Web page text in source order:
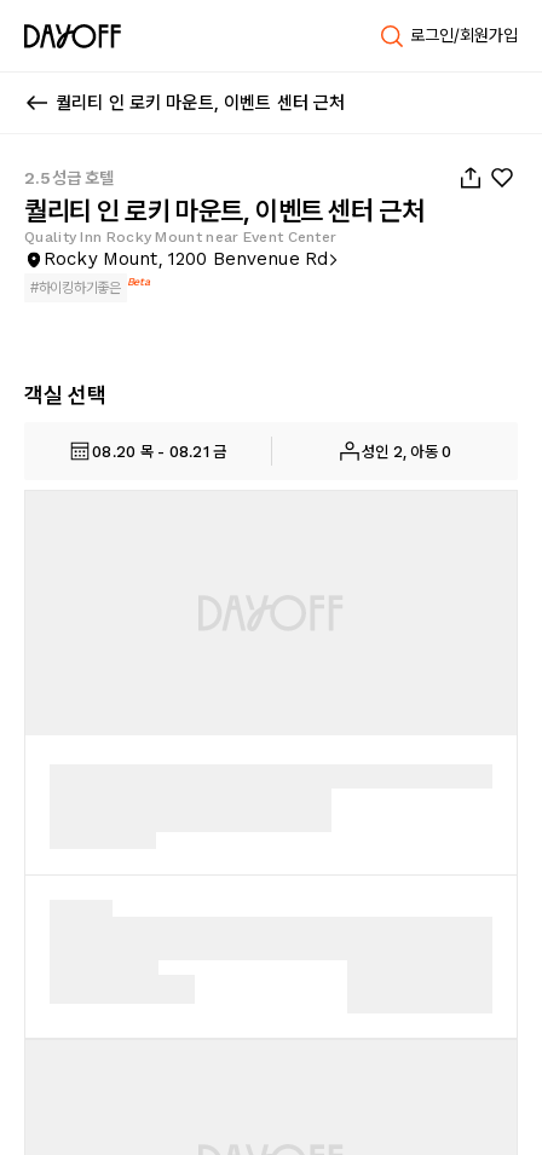
로그인/회원가입
퀄리티 인 로키 마운트, 이벤트 센터 근처
2.5성급 호텔
퀄리티 인 로키 마운트, 이벤트 센터 근처
Quality Inn Rocky Mount near Event Center
Rocky Mount, 1200 Benvenue Rd
#하이킹하기좋은 Beta
객실 선택
08.20 목 - 08.21 금 성인 2, 아동 0